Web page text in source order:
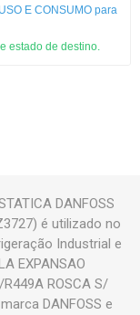
E CONSUMO para
estado de destino.
DANFOSS
é utilizado no
Industrial e
EXPANSAO
R449A ROSCA S/
DANFOSS e